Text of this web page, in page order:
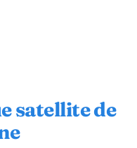
satellite de